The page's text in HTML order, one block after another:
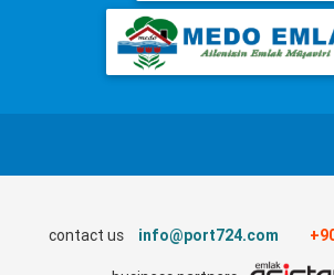
contact us info@port724.com